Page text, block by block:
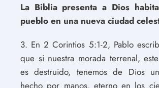
La Biblia presenta a Dios
pueblo en una nueva ciudad
3. En 2 Corintios 5:1-2, Pablo
que si nuestra morada terrenal,
es destruido, tenemos de Dios
hecho por manos, eterno en los